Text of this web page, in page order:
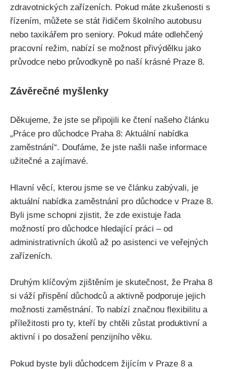
zdravotnických zařízeních. Pokud máte zkušenosti s
řízením, můžete se stát řidičem školního autobusu
nebo taxikářem pro seniory. Pokud máte odlehčený
pracovní režim, nabízí se možnost přivýdělku jako
průvodce nebo průvodkyně po naší krásné Praze 8.
Závěrečné myšlenky
Děkujeme, že jste se připojili ke čtení našeho článku
„Práce pro důchodce Praha 8: Aktuální nabídka
zaměstnání“. Doufáme, že jste našli naše informace
užitečné a zajímavé.
Hlavní věcí, kterou jsme se ve článku zabývali, je
aktuální nabídka zaměstnání pro důchodce v Praze 8.
Byli jsme schopni zjistit, že zde existuje řada
možností pro důchodce hledající práci – od
administrativních úkolů až po asistenci ve veřejných
zařízeních.
Druhým klíčovým zjištěním je skutečnost, že Praha 8
si váží přispění důchodců a aktivně podporuje jejich
možnosti zaměstnání. To nabízí značnou flexibilitu a
příležitosti pro ty, kteří by chtěli zůstat produktivní a
aktivní i po dosažení penzijního věku.
Pokud byste byli důchodcem žijícím v Praze 8 a